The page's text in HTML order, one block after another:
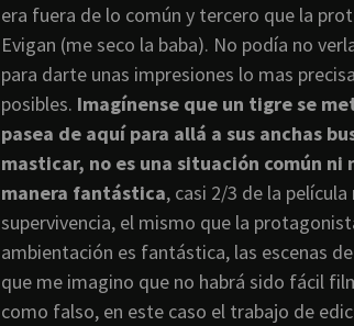
era fuera de lo común y tercero que la
Evigan (me seco la baba). No podía no
para darte unas impresiones lo mas
posibles. Imagínense que un tigre se
pasea de aquí para allá a sus anchas
masticar, no es una situación común
manera fantástica, casi 2/3 de la
supervivencia, el mismo que la
ambientación es fantástica, las escenas
que me imagino que no habrá sido fácil
como falso, en este caso el trabajo de